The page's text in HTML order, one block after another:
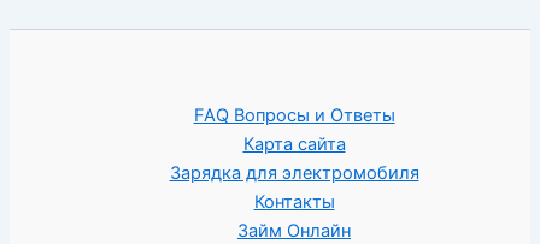
FAQ Вопросы и Ответы
Карта сайта
Зарядка для электромобиля
Контакты
Займ Онлайн